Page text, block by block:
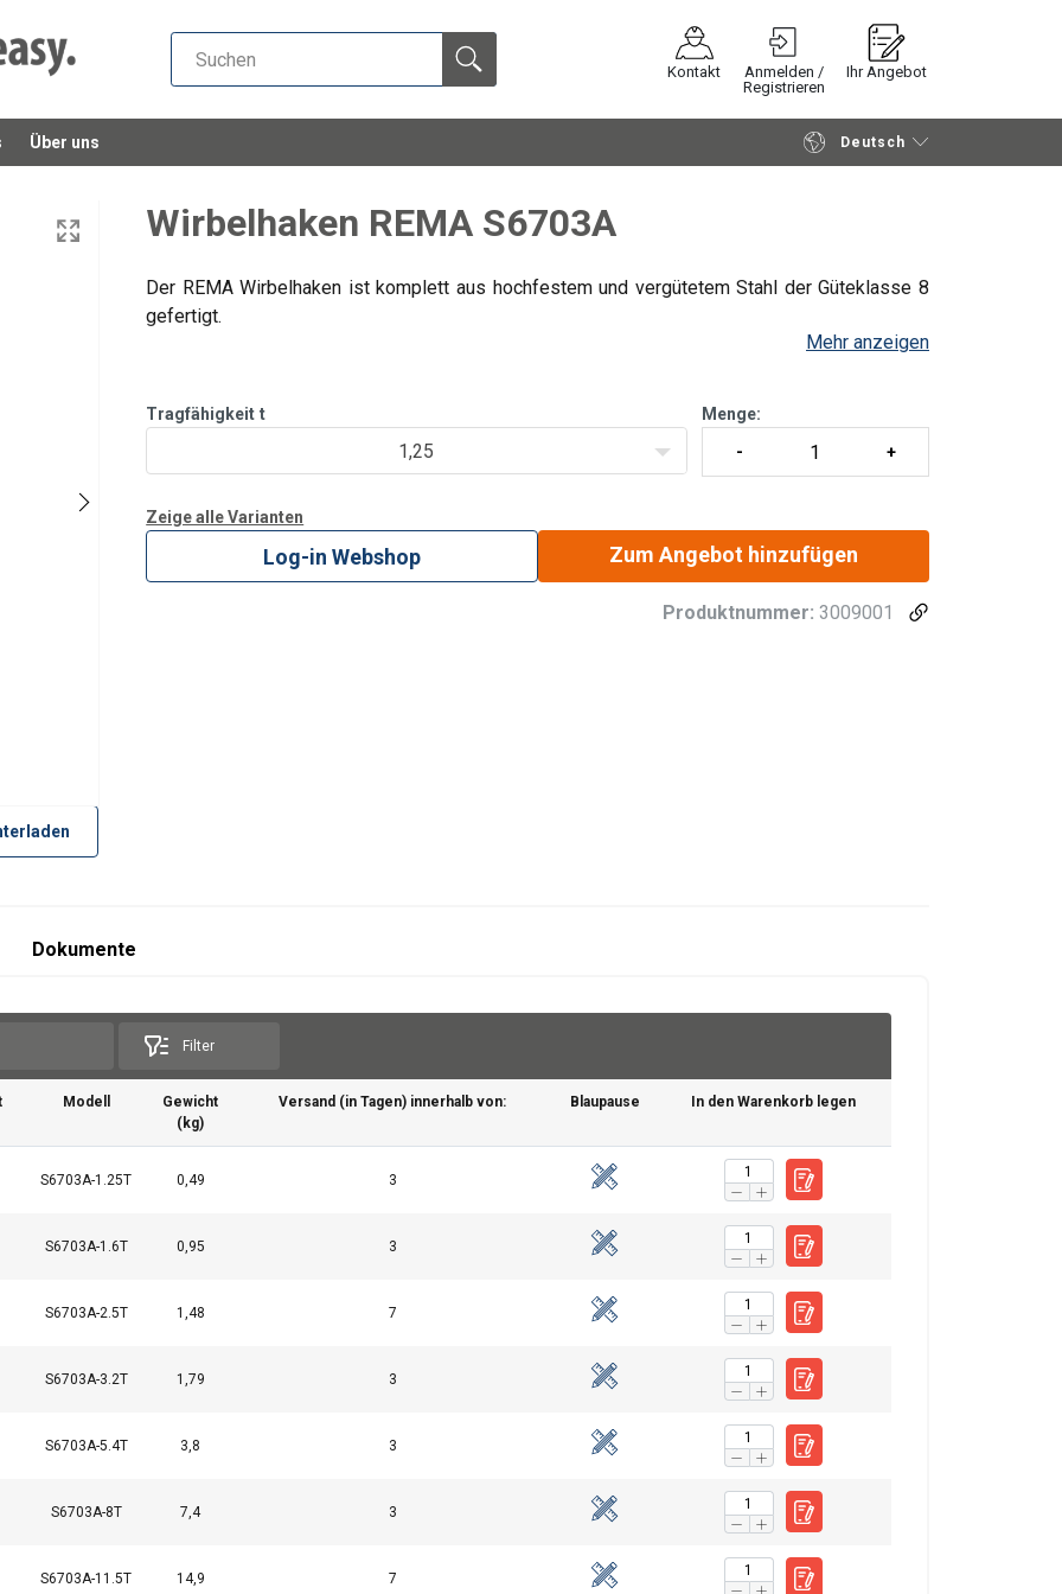
Kontakt
Anmelden /
Registrieren
Ihr Angebot
Über uns Deutsch
Fortfahren Anfrage senden
Wirbelhaken REMA S6703A
Der REMA Wirbelhaken ist komplett aus hochfestem und vergütetem Stahl der Güteklasse 8
gefertigt.
Mehr anzeigen
Tragfähigkeit t
1,25
Menge:
Zeige alle Varianten
Log-in Webshop Zum Angebot hinzufügen
Produktnummer: 3009001
Dokumente
Filter
Modell
Gewicht
(kg)
Versand (in Tagen) innerhalb von: Blaupause In den Warenkorb legen
S6703A-1.25T 0,49 3
S6703A-1.6T 0,95 3
S6703A-2.5T 1,48 7
S6703A-3.2T 1,79 3
S6703A-5.4T 3,8 3
S6703A-8T 7,4 3
S6703A-11.5T 14,9 7
verwendet Cookies.